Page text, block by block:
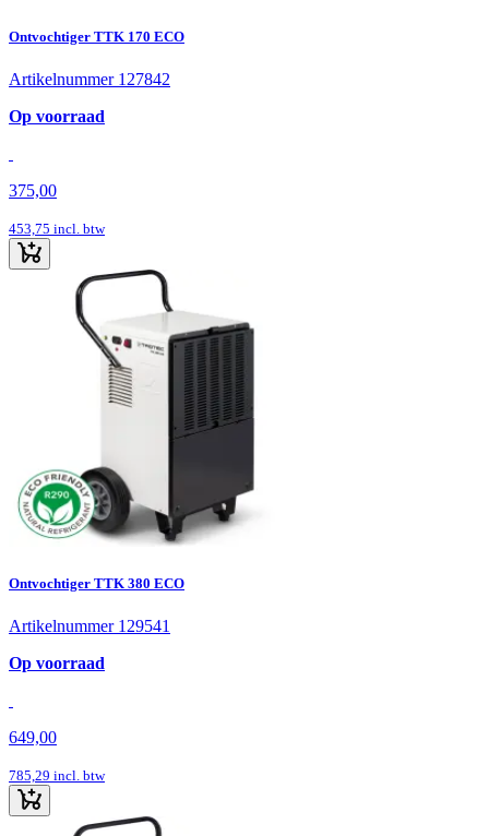
Ontvochtiger TTK 170 ECO
Artikelnummer 127842
Op voorraad
375,00
453,75 incl. btw
Ontvochtiger TTK 380 ECO
Artikelnummer 129541
Op voorraad
649,00
785,29 incl. btw